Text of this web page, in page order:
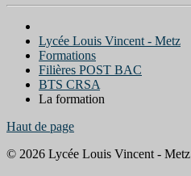
Lycée Louis Vincent - Metz
Formations
Filières POST BAC
BTS CRSA
La formation
Haut de page
© 2026 Lycée Louis Vincent - Metz